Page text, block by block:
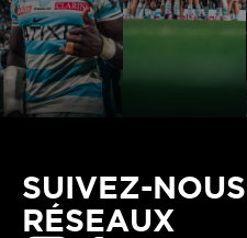
SUIVEZ-
RÉSEAUX